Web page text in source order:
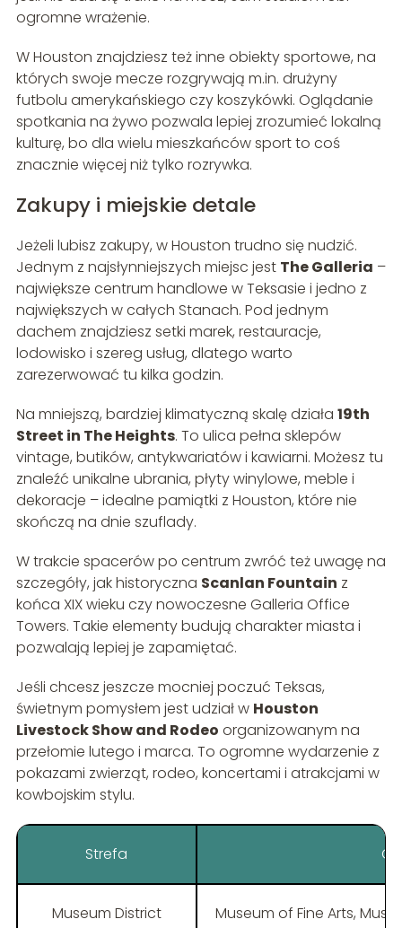
ogromne wrażenie.
W Houston znajdziesz też inne obiekty sportowe, na
których swoje mecze rozgrywają m.in. drużyny
futbolu amerykańskiego czy koszykówki. Oglądanie
spotkania na żywo pozwala lepiej zrozumieć lokalną
kulturę, bo dla wielu mieszkańców sport to coś
znacznie więcej niż tylko rozrywka.
Zakupy i miejskie detale
Jeżeli lubisz zakupy, w Houston trudno się nudzić.
Jednym z najsłynniejszych miejsc jest The Galleria –
największe centrum handlowe w Teksasie i jedno z
największych w całych Stanach. Pod jednym
dachem znajdziesz setki marek, restauracje,
lodowisko i szereg usług, dlatego warto
zarezerwować tu kilka godzin.
Na mniejszą, bardziej klimatyczną skalę działa 19th
Street in The Heights. To ulica pełna sklepów
vintage, butików, antykwariatów i kawiarni. Możesz tu
znaleźć unikalne ubrania, płyty winylowe, meble i
dekoracje – idealne pamiątki z Houston, które nie
skończą na dnie szuflady.
W trakcie spacerów po centrum zwróć też uwagę na
szczegóły, jak historyczna Scanlan Fountain z
końca XIX wieku czy nowoczesne Galleria Office
Towers. Takie elementy budują charakter miasta i
pozwalają lepiej je zapamiętać.
Jeśli chcesz jeszcze mocniej poczuć Teksas,
świetnym pomysłem jest udział w Houston
Livestock Show and Rodeo organizowanym na
przełomie lutego i marca. To ogromne wydarzenie z
pokazami zwierząt, rodeo, koncertami i atrakcjami w
kowbojskim stylu.
Strefa
Museum District Museum of Fine Arts,